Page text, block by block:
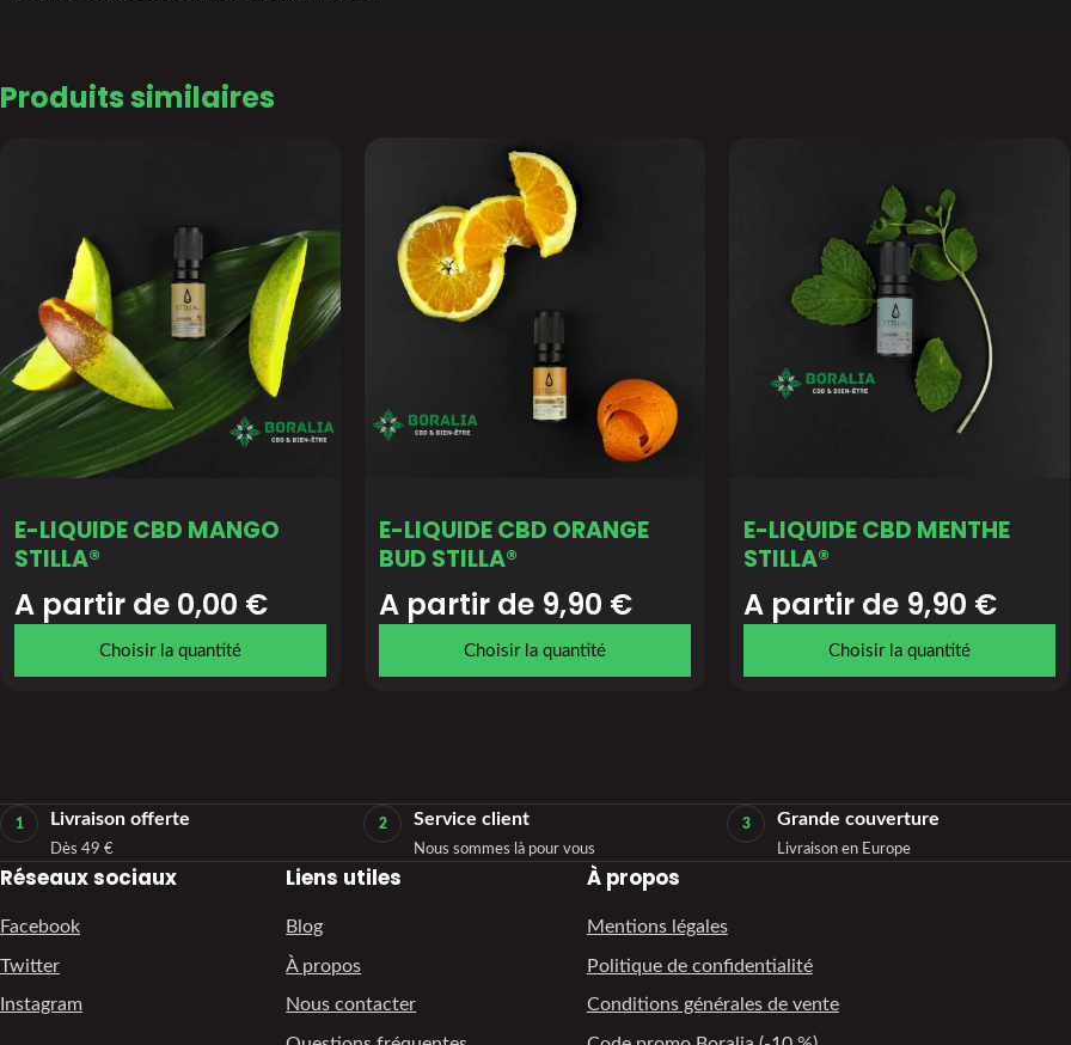
Produits similaires
E-LIQUIDE CBD MANGO
STILLA®
A partir de 0,00 €
Choisir la quantité
E-LIQUIDE CBD ORANGE
BUD STILLA®
A partir de 9,90 €
Choisir la quantité
E-LIQUIDE CBD MENTHE
STILLA®
A partir de 9,90 €
Choisir la quantité
1 Livraison offerte
Dès 49 €
2 Service client
Nous sommes là pour vous
3 Grande couverture
Livraison en Europe
Réseaux sociaux
Facebook
Twitter
Instagram
Liens utiles
Blog
À propos
Nous contacter
À propos
Mentions légales
Politique de confidentialité
Conditions générales de vente